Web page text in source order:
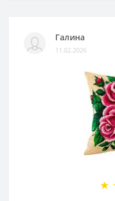
Галина
11.02.2026